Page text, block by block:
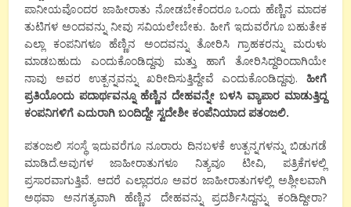
ಪಾನೀಯವೊಂದರ ಜಾಹೀರಾತು ನೋಡಬೇಕೆಂದರೂ ಒಂದು ಹೆಣ್ಣಿನ ಮಾದಕ
ತುಟಿಗಳ ಅಂದವನ್ನು ನೀವು ಸವಿಯಲೇಬೇಕು. ಹೀಗೆ ಇದುವರೆಗೂ ಬಹುತೇಕ
ಎಲ್ಲಾ ಕಂಪನಿಗಳೂ ಹೆಣ್ಣಿನ ಅಂದವನ್ನು ತೋರಿಸಿ ಗ್ರಾಹಕರನ್ನು ಮರುಳು
ಮಾಡಬಹುದು ಎಂದುಕೊಂಡಿದ್ದವು ಮತ್ತು ಹಾಗೆ ತೋರಿಸಿದ್ದರಿಂದಾಗಿಯೇ
ನಾವು ಅವರ ಉತ್ಪನ್ನವನ್ನು ಖರೀದಿಸುತ್ತಿದ್ದೇವೆ ಎಂದುಕೊಂಡಿದ್ದವು. ಹೀಗೆ
ಪ್ರತಿಯೊಂದು ಪದಾರ್ಥವನ್ನೂ ಹೆಣ್ಣಿನ ದೇಹವನ್ನೇ ಬಳಸಿ ವ್ಯಾಪಾರ ಮಾಡುತ್ತಿದ್ದ
ಕಂಪನಿಗಳಿಗೆ ಎದುರಾಗಿ ಬಂದಿದ್ದೇ ಸ್ವದೇಶೀ ಕಂಪೆನಿಯಾದ ಪತಂಜಲಿ.
ಪತಂಜಲಿ ಸಂಸ್ಥೆ ಇದುವರೆಗೂ ನೂರಾರು ದಿನಬಳಕೆ ಉತ್ಪನ್ನಗಳನ್ನು ಬಿಡುಗಡೆ
ಮಾಡಿದೆ.ಅವುಗಳ ಜಾಹೀರಾತುಗಳೂ ನಿತ್ಯವೂ ಟೀವಿ, ಪತ್ರಿಕೆಗಳಲ್ಲಿ
ಪ್ರಸಾರವಾಗುತ್ತಿವೆ. ಆದರೆ ಎಲ್ಲಾದರೂ ಅವರ ಜಾಹೀರಾತುಗಳಲ್ಲಿ ಅಶ್ಲೀಲವಾಗಿ
ಅಥವಾ ಅನಗತ್ಯವಾಗಿ ಹೆಣ್ಣಿನ ದೇಹವನ್ನು ಪ್ರದರ್ಶಿಸಿದ್ದನ್ನು ಕಂಡಿದ್ದೀರಾ?